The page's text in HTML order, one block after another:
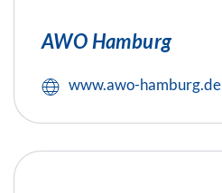
AWO Hamburg
www.awo-hamburg.de